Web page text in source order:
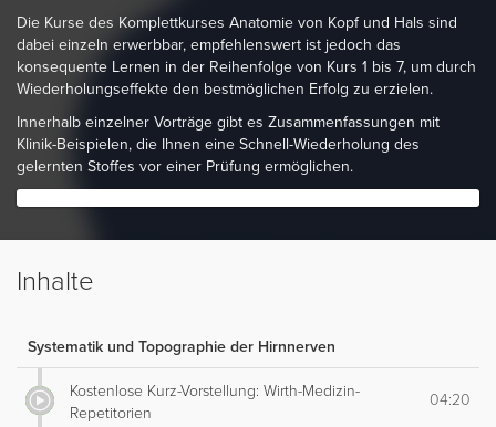
Die Kurse des Komplettkurses Anatomie von Kopf und Hals sind
dabei einzeln erwerbbar, empfehlenswert ist jedoch das
konsequente Lernen in der Reihenfolge von Kurs 1 bis 7, um durch
Wiederholungseffekte den bestmöglichen Erfolg zu erzielen.
Innerhalb einzelner Vorträge gibt es Zusammenfassungen mit
Klinik-Beispielen, die Ihnen eine Schnell-Wiederholung des
gelernten Stoffes vor einer Prüfung ermöglichen.
Inhalte
Systematik und Topographie der Hirnnerven
Kostenlose Kurz-Vorstellung: Wirth-Medizin-
Repetitorien
04:20